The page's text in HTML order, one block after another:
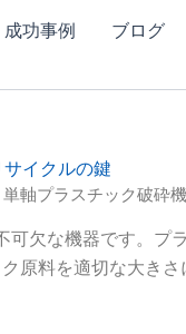
成功事例 ブログ
イクルの鍵
単軸プラスチック破砕
欠な機器です。プ
原料を適切な大き